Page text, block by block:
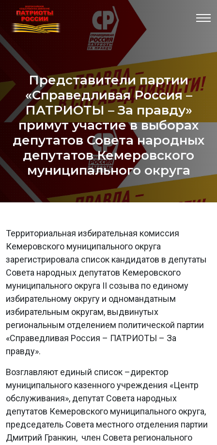
Представители партии
«Справедливая Россия –
ПАТРИОТЫ – За правду»
примут участие в выборах
депутатов Совета народных
депутатов Кемеровского
муниципального округа
Территориальная избирательная комиссия
Кемеровского муниципального округа
зарегистрировала список кандидатов в депутаты
Совета народных депутатов Кемеровского
муниципального округа II созыва по единому
избирательному округу и одномандатным
избирательным округам, выдвинутых
региональным отделением политической партии
«Справедливая Россия – ПАТРИОТЫ – За
правду».
Возглавляют единый список –директор
муниципального казенного учреждения «Центр
обслуживания», депутат Совета народных
депутатов Кемеровского муниципального округа,
председатель Совета местного отделения партии
Дмитрий Гранкин, член Совета регионального